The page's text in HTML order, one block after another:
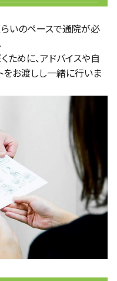
いのペースで通院が必
ために、アドバイスや自
をお渡しし一緒に行いま